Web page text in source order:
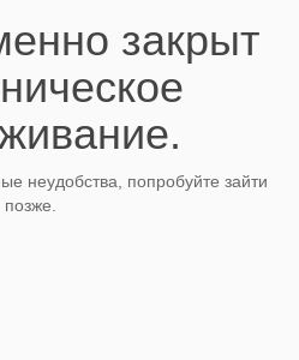
закрыт
неудобства, попробуйте зайти
позже.